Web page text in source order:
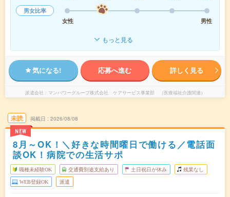
男女比率
女性
男性
もっと見る
気になる! 応募へ進む 詳しく見る
派遣会社 マンパワーグループ株式会社 ケアサービス事業部 （医療福祉介護関連）
未読
NEW
掲載日 2026/08/08
8月～OK！＼好きな時間曜日で働ける／電話面
談OK！病院での生活サポ
職種未経験OK 交通費別途支給あり 土日祝日が休み 残業なし
WEB登録OK 派遣